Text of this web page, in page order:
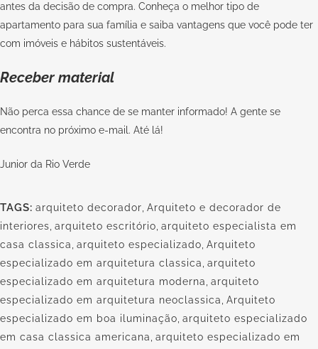
antes da decisão de compra. Conheça o melhor tipo de
apartamento para sua família e saiba vantagens que você pode ter
com imóveis e hábitos sustentáveis.
Receber material
Não perca essa chance de se manter informado! A gente se
encontra no próximo e-mail. Até lá!
Junior da Rio Verde
TAGS: arquiteto decorador, Arquiteto e decorador de
interiores, arquiteto escritório, arquiteto especialista em
casa classica, arquiteto especializado, Arquiteto
especializado em arquitetura classica, arquiteto
especializado em arquitetura moderna, arquiteto
especializado em arquitetura neoclassica, Arquiteto
especializado em boa iluminação, arquiteto especializado
em casa classica americana, arquiteto especializado em